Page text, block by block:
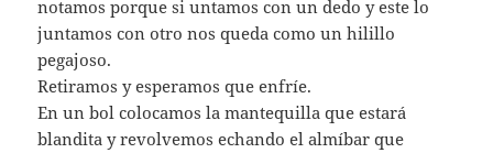
notamos porque si untamos con un dedo y este lo
juntamos con otro nos queda como un hilillo
pegajoso.
Retiramos y esperamos que enfríe.
En un bol colocamos la mantequilla que estará
blandita y revolvemos echando el almíbar que